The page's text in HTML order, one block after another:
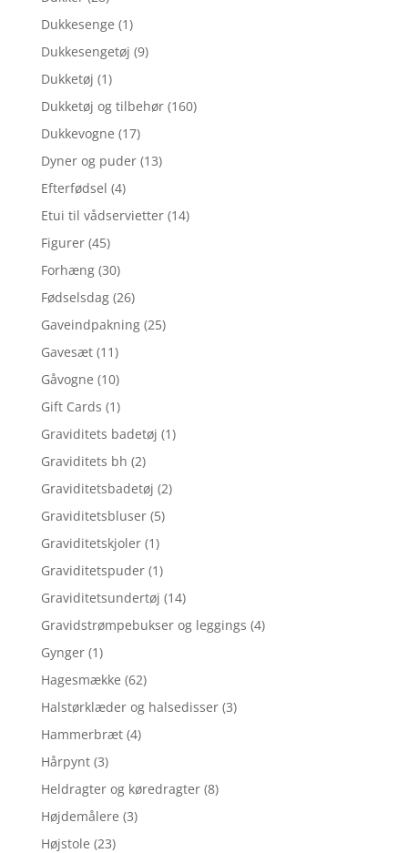
Dukkesenge (1)
Dukkesengetøj (9)
Dukketøj (1)
Dukketøj og tilbehør (160)
Dukkevogne (17)
Dyner og puder (13)
Efterfødsel (4)
Etui til vådservietter (14)
Figurer (45)
Forhæng (30)
Fødselsdag (26)
Gaveindpakning (25)
Gavesæt (11)
Gåvogne (10)
Gift Cards (1)
Graviditets badetøj (1)
Graviditets bh (2)
Graviditetsbadetøj (2)
Graviditetsbluser (5)
Graviditetskjoler (1)
Graviditetspuder (1)
Graviditetsundertøj (14)
Gravidstrømpebukser og leggings (4)
Gynger (1)
Hagesmække (62)
Halstørklæder og halsedisser (3)
Hammerbræt (4)
Hårpynt (3)
Heldragter og køredragter (8)
Højdemålere (3)
Højstole (23)